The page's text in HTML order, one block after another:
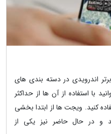
داریم 11 ویجت برتر اندرویدی در دسته بندی های
با استفاده از آن ها از حداکثر
کنید. ویجت ها از ابتدا بخشی
و در حال حاضر نیز یکی از